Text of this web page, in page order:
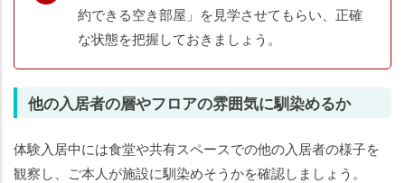
約できる空き部屋」を見学させてもらい、正確
な状態を把握しておきましょう。
他の入居者の層やフロアの雰囲気に馴染めるか
体験入居中には食堂や共有スペースでの他の入居者の様子を
観察し、ご本人が施設に馴染めそうかを確認しましょう。